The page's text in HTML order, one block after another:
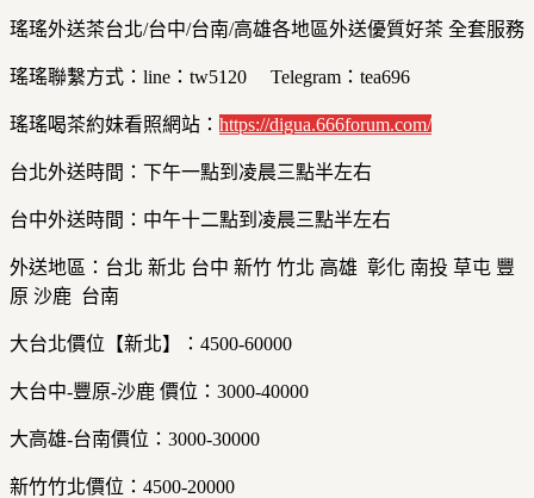
瑤瑤外送茶台北/台中/台南/高雄各地區外送優質好茶 全套服務
瑤瑤聯繫方式：line：tw5120 Telegram：tea696
瑤瑤喝茶約妹看照網站： https://digua.666forum.com/
台北外送時間：下午一點到凌晨三點半左右
台中外送時間：中午十二點到凌晨三點半左右
外送地區：台北 新北 台中 新竹 竹北 高雄 彰化 南投 草屯 豐
原 沙鹿 台南
大台北價位【新北】：4500-60000
大台中-豐原-沙鹿 價位：3000-40000
大高雄-台南價位：3000-30000
新竹竹北價位：4500-20000